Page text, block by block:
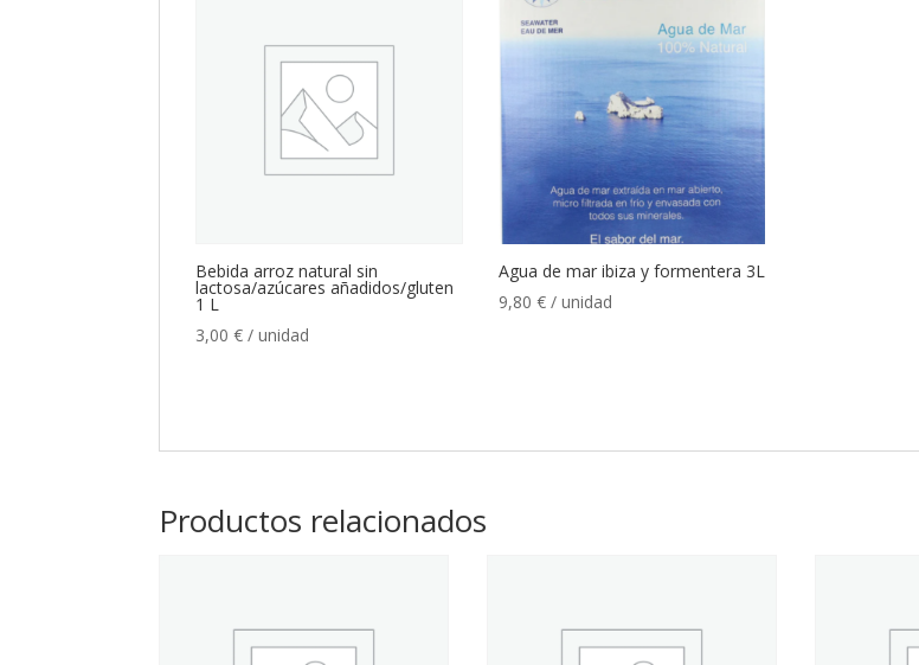
Bebida arroz natural sin
lactosa/azúcares añadidos/gluten
1 L
3,00€ / unidad
Agua de mar ibiza y formentera 3L
9,80 € / unidad
Productos relacionados